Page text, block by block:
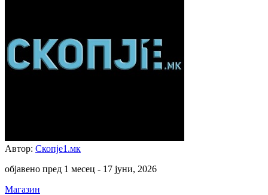
Автор: Скопје1.мк
објавено пред 1 месец - 17 јуни, 2026
Магазин